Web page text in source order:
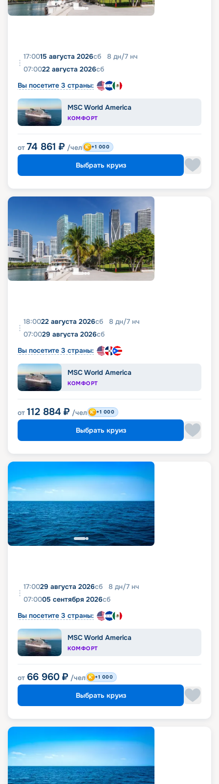
17:0015 августа 2026сб 8 дн/7 нч
07:0022 августа 2026сб
Вы посетите 3 страны:
MSC World America
КОМФОРТ
от 74 861 ₽ /чел +1 000
Выбрать круиз
18:0022 августа 2026сб 8 дн/7 нч
07:0029 августа 2026сб
Вы посетите 3 страны:
MSC World America
КОМФОРТ
от 112 884 ₽ /чел +1 000
Выбрать круиз
17:0029 августа 2026сб 8 дн/7 нч
07:0005 сентября 2026сб
Вы посетите 3 страны:
MSC World America
КОМФОРТ
от 66 960 ₽ /чел +1 000
Выбрать круиз